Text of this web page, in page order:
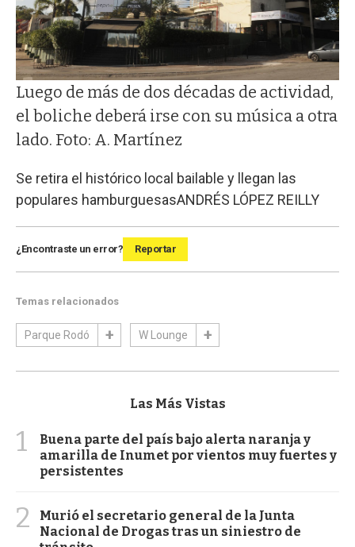
Luego de más de dos décadas de actividad,
el boliche deberá irse con su música a otra
lado. Foto: A. Martínez
Se retira el histórico local bailable y llegan las
populares hamburguesasANDRÉS LÓPEZ REILLY
¿Encontraste un error? Reportar
Temas relacionados
Parque Rodó W Lounge
Las Más Vistas
1
Buena parte del país bajo alerta naranja y
amarilla de Inumet por vientos muy fuertes y
persistentes
2
Murió el secretario general de la Junta
Nacional de Drogas tras un siniestro de